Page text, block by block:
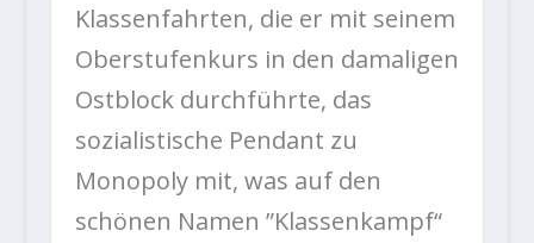
Klassenfahrten, die er mit seinem
Oberstufenkurs in den damaligen
Ostblock durchführte, das
sozialistische Pendant zu
Monopoly mit, was auf den
schönen Namen ”Klassenkampf“